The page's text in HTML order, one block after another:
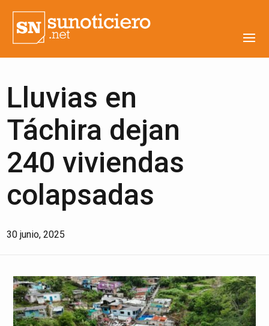
Lluvias en
Táchira dejan
240 viviendas
colapsadas
30 junio, 2025